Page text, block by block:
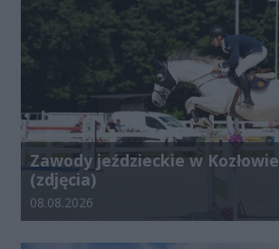
Zawody jeździeckie w Kozłowie
(zdjęcia)
Data dodania galerii:
08.08.2026